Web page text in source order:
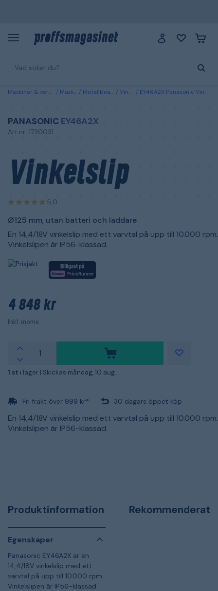
Maskiner & verktyg Maskiner Metallbearbetning Vinkelslipar EY46A2X Panasonic Vinkelslip Ø125 mm, utan batteri och laddare
PANASONIC EY46A2X
Art.nr: 1730031
Vinkelslip
5,0
Ø125 mm, utan batteri och laddare
En 14,4/18V vinkelslip med ett varvtal på upp till 10.000 rpm.
Vinkelslipen är IP56-klassad.
4 848 kr
Inkl. moms
1 st i lager | Skickas måndag, 10 aug.
Fri frakt över 999 kr* 30 dagars öppet köp
En 14,4/18V vinkelslip med ett varvtal på upp till 10.000 rpm.
Vinkelslipen är IP56-klassad.
Produktinformation
Egenskaper
Panasonic EY46A2X är en
14,4/18V vinkelslip med ett
varvtal på upp till 10.000 rpm.
Vinkelslipen är IP56-klassad.
Rekommenderat